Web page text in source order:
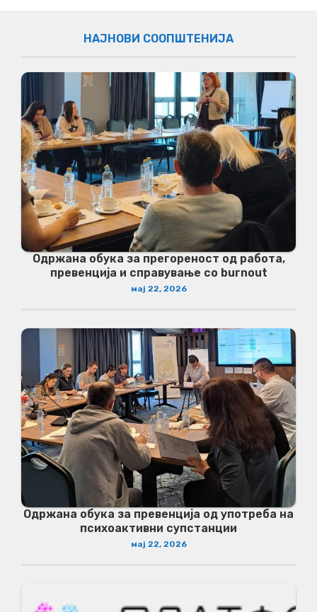
НАЈНОВИ СООПШТЕНИЈА
Одржана обука за прегореност од работа,
превенција и справување со burnout
мај 22, 2026
Одржана обука за превенција од употреба на
психоактивни супстанции
мај 22, 2026